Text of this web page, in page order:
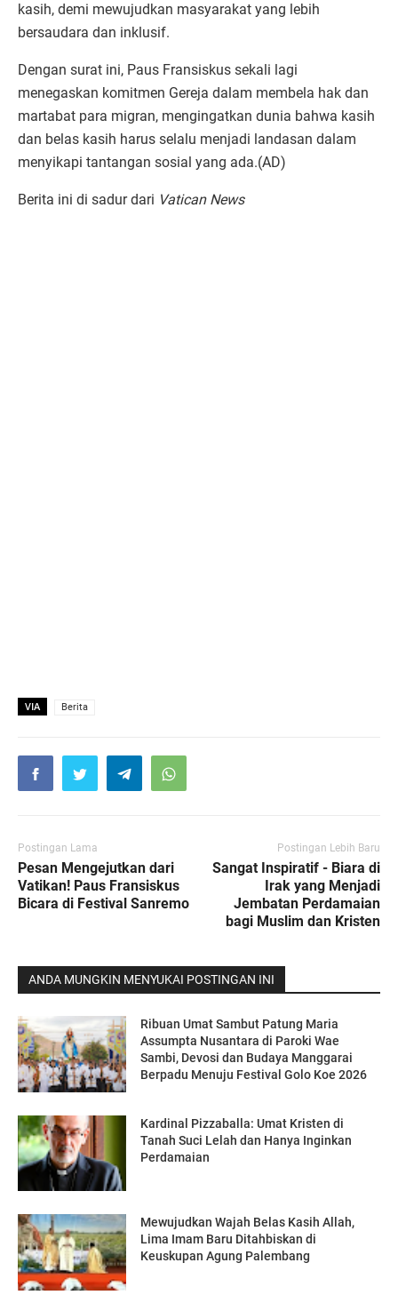
kasih, demi mewujudkan masyarakat yang lebih
bersaudara dan inklusif.
Dengan surat ini, Paus Fransiskus sekali lagi
menegaskan komitmen Gereja dalam membela hak dan
martabat para migran, mengingatkan dunia bahwa kasih
dan belas kasih harus selalu menjadi landasan dalam
menyikapi tantangan sosial yang ada.(AD)
Berita ini di sadur dari Vatican News
VIA Berita
Postingan Lama
Pesan Mengejutkan dari
Vatikan! Paus Fransiskus
Bicara di Festival Sanremo
Postingan Lebih Baru
Sangat Inspiratif - Biara di
Irak yang Menjadi
Jembatan Perdamaian
bagi Muslim dan Kristen
ANDA MUNGKIN MENYUKAI POSTINGAN INI
Ribuan Umat Sambut Patung Maria
Assumpta Nusantara di Paroki Wae
Sambi, Devosi dan Budaya Manggarai
Berpadu Menuju Festival Golo Koe 2026
Kardinal Pizzaballa: Umat Kristen di
Tanah Suci Lelah dan Hanya Inginkan
Perdamaian
Mewujudkan Wajah Belas Kasih Allah,
Lima Imam Baru Ditahbiskan di
Keuskupan Agung Palembang